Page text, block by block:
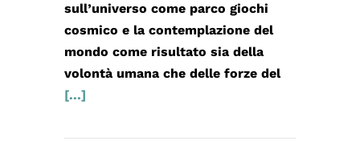
sull’universo come parco giochi
cosmico e la contemplazione del
mondo come risultato sia della
volontà umana che delle forze del
[...]